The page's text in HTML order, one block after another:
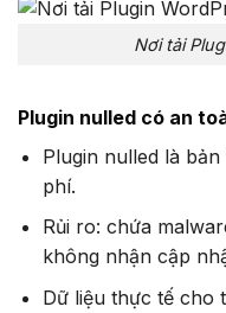
Nơi tải
Plugin nulled có an
Plugin nulled là
phí.
Rủi ro: chứa
không nhận cập
Dữ liệu thực tế cho